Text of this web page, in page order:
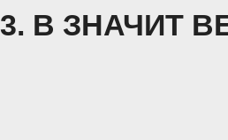
3. В ЗНАЧИТ